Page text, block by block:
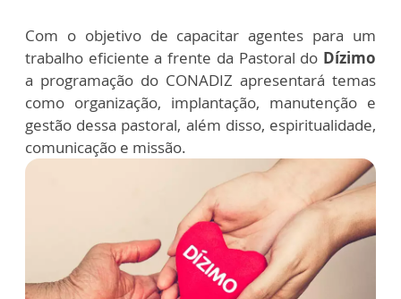
Com o objetivo de capacitar agentes para um
trabalho eficiente a frente da Pastoral do Dízimo
a programação do CONADIZ apresentará temas
como organização, implantação, manutenção e
gestão dessa pastoral, além disso, espiritualidade,
comunicação e missão.